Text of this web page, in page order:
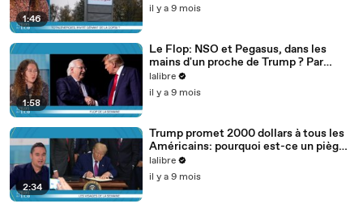
1:46
il y a 9 mois
1:58
Le Flop: NSO et Pegasus, dans les
mains d'un proche de Trump ? Par
Juliette Vandestraete
lalibre
il y a 9 mois
2:34
Trump promet 2000 dollars à tous les
Américains: pourquoi est-ce un piège ?
Le visage d'Antonin Marsac pour Les
Pros...
lalibre
il y a 9 mois